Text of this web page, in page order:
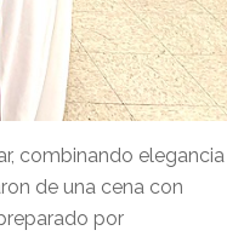
combinando elegancia
de una cena con
por